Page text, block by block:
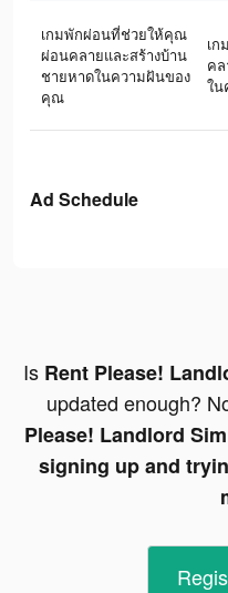
เกมพักผ่อนที่ช่วยให้คุณ
ผ่อนคลายและสร้างบ้าน
ชายหาดในความฝันของ
คุณ
เ
ค
ใ
Ad Schedule
Is Rent Please!
updated enough?
Please! Landlord
signing up and